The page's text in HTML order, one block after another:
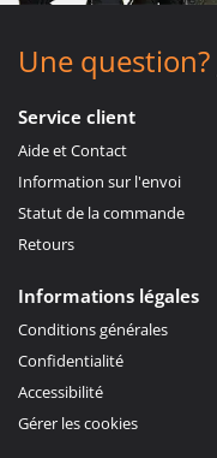
Une question?
Service client
Aide et Contact
Information sur l'envoi
Statut de la commande
Retours
Informations légales
Conditions générales
Confidentialité
Accessibilité
Gérer les cookies